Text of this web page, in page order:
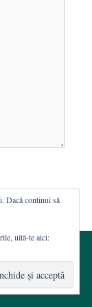
Casa de WEB
Dacă continui să
uită-te aici: